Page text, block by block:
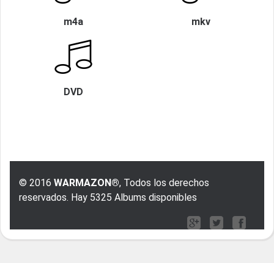
m4a mkv
DVD
© 2016 WARMAZON®, Todos los derechos
reservados. Hay 5325 Albums disponibles